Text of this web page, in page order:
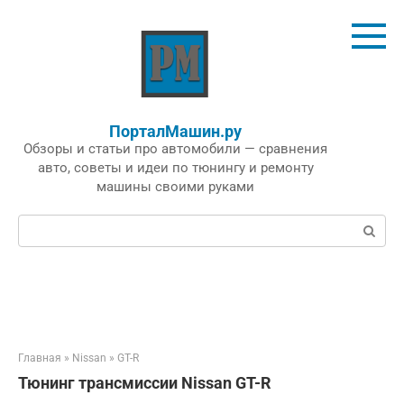
ПорталМашин.ру
Обзоры и статьи про автомобили — сравнения
авто, советы и идеи по тюнингу и ремонту
машины своими руками
Поиск:
Главная » Nissan » GT-R
Тюнинг трансмиссии Nissan GT-R